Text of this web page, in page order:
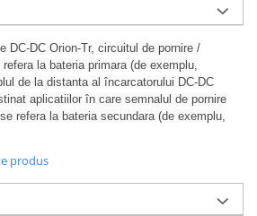
si VRLA
VRLA
DC-DC Orion-Tr, circuitul de pornire /
la bateria primara (de exemplu,
de la distanta al încarcatorului DC-DC
aplicatiilor în care semnalul de pornire
refera la bateria secundara (de exemplu,
produs